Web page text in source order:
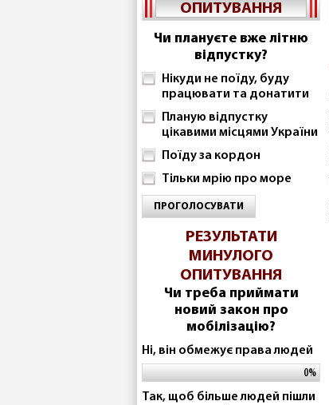
ОПИТУВАННЯ
Чи плануєте вже літню
відпустку?
Нікуди не поїду, буду
працювати та донатити
Планую відпустку
цікавими місцями України
Поїду за кордон
Тільки мрію про море
ПРОГОЛОСУВАТИ
РЕЗУЛЬТАТИ
МИНУЛОГО
ОПИТУВАННЯ
Чи треба приймати
новий закон про
мобілізацію?
Ні, він обмежує права людей
0%
Так, щоб більше людей пішли